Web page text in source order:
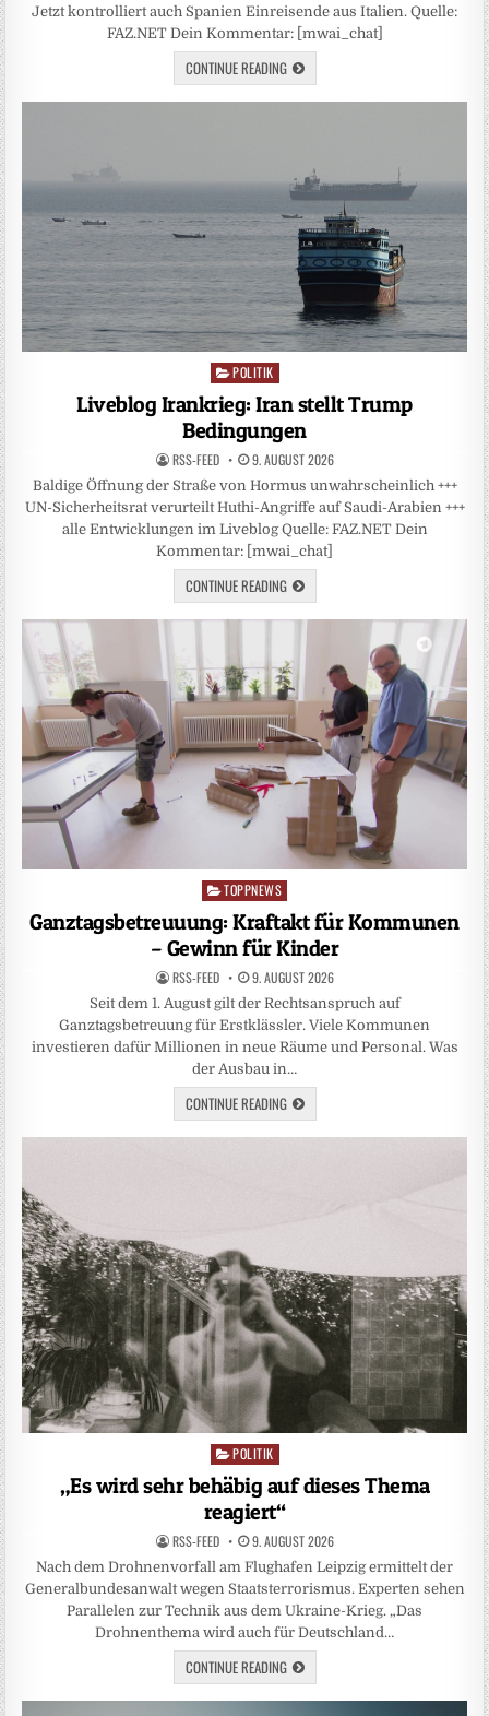
Jetzt kontrolliert auch Spanien Einreisende aus Italien. Quelle:
FAZ.NET Dein Kommentar: [mwai_chat]
CONTINUE READING
Posted
in
POLITIK
Liveblog Irankrieg: Iran stellt Trump
Bedingungen
RSS-FEED 9. AUGUST 2026
Baldige Öffnung der Straße von Hormus unwahrscheinlich +++
UN-Sicherheitsrat verurteilt Huthi-Angriffe auf Saudi-Arabien +++
alle Entwicklungen im Liveblog Quelle: FAZ.NET Dein
Kommentar: [mwai_chat]
CONTINUE READING
Posted
TOPPNEWS
Ganztagsbetreuuung: Kraftakt für Kommunen
– Gewinn für Kinder
RSS-FEED 9. AUGUST 2026
Seit dem 1. August gilt der Rechtsanspruch auf
Ganztagsbetreuung für Erstklässler. Viele Kommunen
investieren dafür Millionen in neue Räume und Personal. Was
der Ausbau in…
CONTINUE READING
Posted
in
POLITIK
„Es wird sehr behäbig auf dieses Thema
reagiert“
RSS-FEED 9. AUGUST 2026
Nach dem Drohnenvorfall am Flughafen Leipzig ermittelt der
Generalbundesanwalt wegen Staatsterrorismus. Experten sehen
Parallelen zur Technik aus dem Ukraine-Krieg. „Das
Drohnenthema wird auch für Deutschland…
CONTINUE READING